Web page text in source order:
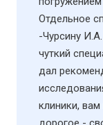
Отдельное
-Чурсину
чуткий
дал
клиники,